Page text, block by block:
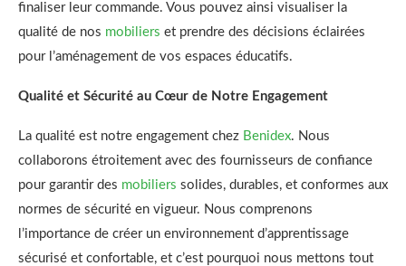
finaliser leur commande. Vous pouvez ainsi visualiser la
qualité de nos mobiliers et prendre des décisions éclairées
pour l’aménagement de vos espaces éducatifs.
Qualité et Sécurité au Cœur de Notre Engagement
La qualité est notre engagement chez Benidex. Nous
collaborons étroitement avec des fournisseurs de confiance
pour garantir des mobiliers solides, durables, et conformes aux
normes de sécurité en vigueur. Nous comprenons
l’importance de créer un environnement d’apprentissage
sécurisé et confortable, et c’est pourquoi nous mettons tout